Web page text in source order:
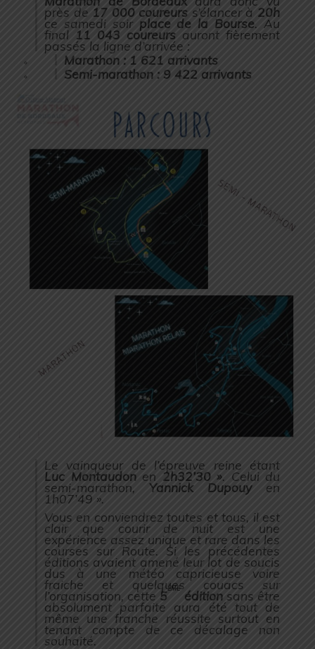
près de 17 000 coureurs s’élancer à 20h
ce samedi soir place de la Bourse. Au
final 11 043 coureurs auront fièrement
passés la ligne d’arrivée :
Marathon : 1 621 arrivants
Semi-marathon : 9 422 arrivants
Le vainqueur de l’épreuve reine étant
Luc Montaudonen 2h32’30 ». Celui du
semi-marathon, Yannick Dupouyen
1h07’49 ».
Vous en conviendrez toutes et tous, il est
clair que courir de nuit est une
expérience assez unique et rare dans les
courses sur Route. Si les précédentes
éditions avaient amené leur lot de soucis
dus à une météo capricieuse voire
fraiche et quelques couacs sur
l’organisation, cette 5
ème
éditionsans être
absolument parfaite aura été tout de
même une franche réussite surtout en
tenant compte de ce décalage non
souhaité.